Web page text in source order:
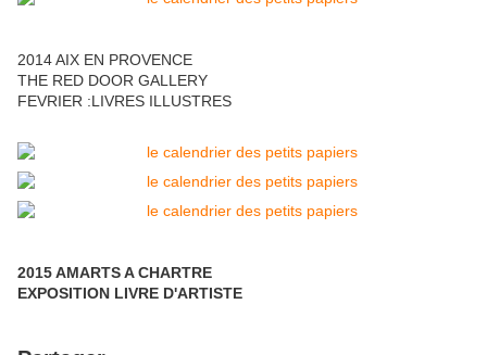
2014 AIX EN PROVENCE
THE RED DOOR GALLERY
FEVRIER :LIVRES ILLUSTRES
2015 AMARTS A CHARTRE
EXPOSITION LIVRE D'ARTISTE